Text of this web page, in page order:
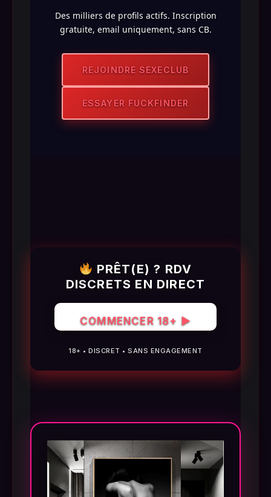
Des milliers de profils actifs. Inscription
gratuite, email uniquement, sans CB.
REJOINDRE SEXECLUB
ESSAYER FUCKFINDER
PRÊT(E) ? RDV
DISCRETS EN DIRECT
COMMENCER 18+ ▶
18+ • DISCRET • SANS ENGAGEMENT